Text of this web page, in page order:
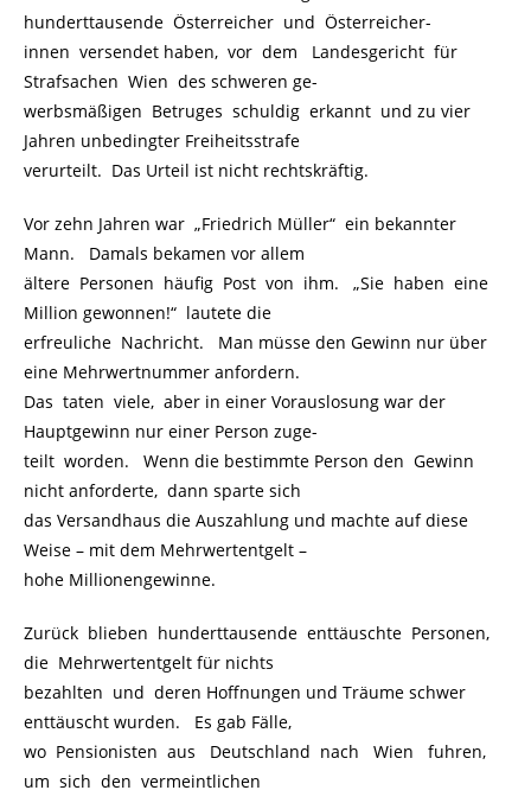
hunderttausende Österreicher und Österreicher-
innen versendet haben, vor dem Landesgericht für
Strafsachen Wien des schweren ge-
werbsmäßigen Betruges schuldig erkannt und zu vier
Jahren unbedingter Freiheitsstrafe
verurteilt. Das Urteil ist nicht rechtskräftig.
Vor zehn Jahren war „Friedrich Müller“ ein bekannter
Mann. Damals bekamen vor allem
ältere Personen häufig Post von ihm. „Sie haben eine
Million gewonnen!“ lautete die
erfreuliche Nachricht. Man müsse den Gewinn nur über
eine Mehrwertnummer anfordern.
Das taten viele, aber in einer Vorauslosung war der
Hauptgewinn nur einer Person zuge-
teilt worden. Wenn die bestimmte Person den Gewinn
nicht anforderte, dann sparte sich
das Versandhaus die Auszahlung und machte auf diese
Weise – mit dem Mehrwertentgelt –
hohe Millionengewinne.
Zurück blieben hunderttausende enttäuschte Personen,
die Mehrwertentgelt für nichts
bezahlten und deren Hoffnungen und Träume schwer
enttäuscht wurden. Es gab Fälle,
wo Pensionisten aus Deutschland nach Wien fuhren,
um sich den vermeintlichen